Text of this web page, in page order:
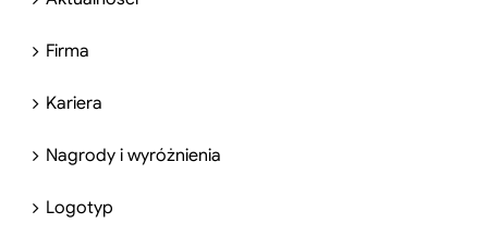
Firma
Kariera
Nagrody i wyróżnienia
Logotyp